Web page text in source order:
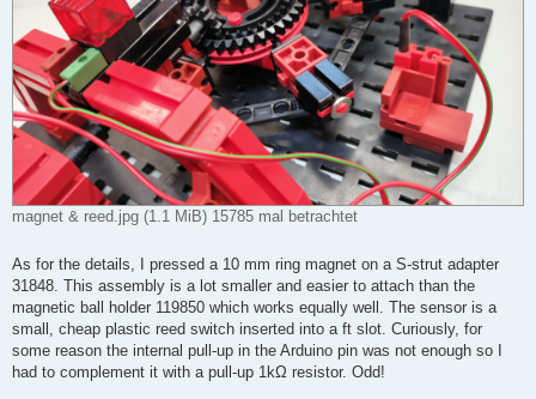
magnet & reed.jpg (1.1 MiB) 15785 mal betrachtet
As for the details, I pressed a 10 mm ring magnet on a S-strut adapter
31848. This assembly is a lot smaller and easier to attach than the
magnetic ball holder 119850 which works equally well. The sensor is a
small, cheap plastic reed switch inserted into a ft slot. Curiously, for
some reason the internal pull-up in the Arduino pin was not enough so I
had to complement it with a pull-up 1kΩ resistor. Odd!